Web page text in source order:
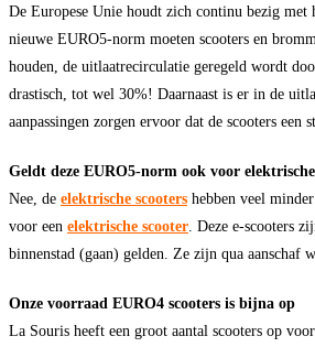
De Europese Unie houdt zich continu bezig
nieuwe EURO5-norm moeten scooters en
houden, de uitlaatrecirculatie geregeld wordt
drastisch, tot wel 30%! Daarnaast is er in de
aanpassingen zorgen ervoor dat de scooters een
Geldt deze EURO5-norm ook voor elektrische
Nee, de elektrische scooters hebben veel
voor een elektrische scooter . Deze e-scooters
binnenstad (gaan) gelden. Ze zijn qua aanschaf
Onze voorraad EURO4 scooters is bijna op
La Souris heeft een groot aantal scooters op